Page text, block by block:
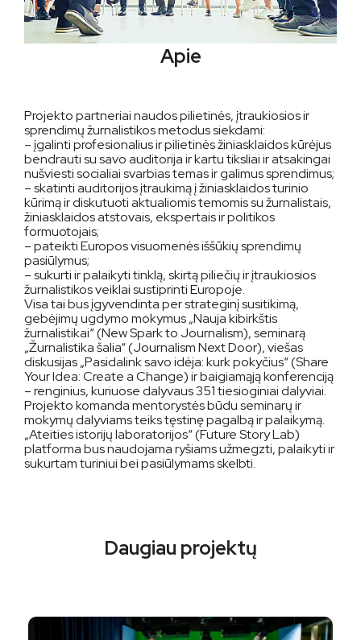
Apie
Projekto partneriai naudos pilietinės, įtraukiosios ir
sprendimų žurnalistikos metodus siekdami:
– įgalinti profesionalius ir pilietinės žiniasklaidos kūrėjus
bendrauti su savo auditorija ir kartu tiksliai ir atsakingai
nušviesti socialiai svarbias temas ir galimus sprendimus;
– skatinti auditorijos įtraukimą į žiniasklaidos turinio
kūrimą ir diskutuoti aktualiomis temomis su žurnalistais,
žiniasklaidos atstovais, ekspertais ir politikos
formuotojais;
– pateikti Europos visuomenės iššūkių sprendimų
pasiūlymus;
– sukurti ir palaikyti tinklą, skirtą piliečių ir įtraukiosios
žurnalistikos veiklai sustiprinti Europoje.
Visa tai bus įgyvendinta per strateginį susitikimą,
gebėjimų ugdymo mokymus „Nauja kibirkštis
žurnalistikai“ (New Spark to Journalism), seminarą
„Žurnalistika šalia“ (Journalism Next Door), viešas
diskusijas „Pasidalink savo idėja: kurk pokyčius“ (Share
Your Idea: Create a Change) ir baigiamąją konferenciją
– renginius, kuriuose dalyvaus 351 tiesioginiai dalyviai.
Projekto komanda mentorystės būdu seminarų ir
mokymų dalyviams teiks tęstinę pagalbą ir palaikymą.
„Ateities istorijų laboratorijos“ (Future Story Lab)
platforma bus naudojama ryšiams užmegzti, palaikyti ir
sukurtam turiniui bei pasiūlymams skelbti.
Daugiau projektų